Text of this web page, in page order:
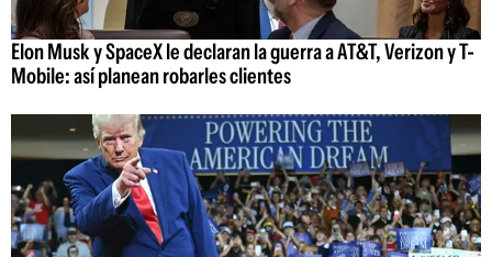
Elon Musk y SpaceX le declaran la guerra a AT&T, Verizon y T-
Mobile: así planean robarles clientes